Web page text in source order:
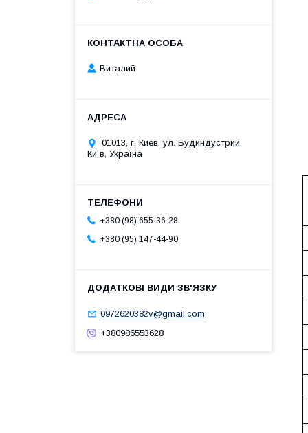
Виталий
01013, г. Киев, ул. Будиндустрии,
Київ, Україна
+380 (98) 655-36-28
+380 (95) 147-44-90
0972620382v@gmail.com
+380986553628